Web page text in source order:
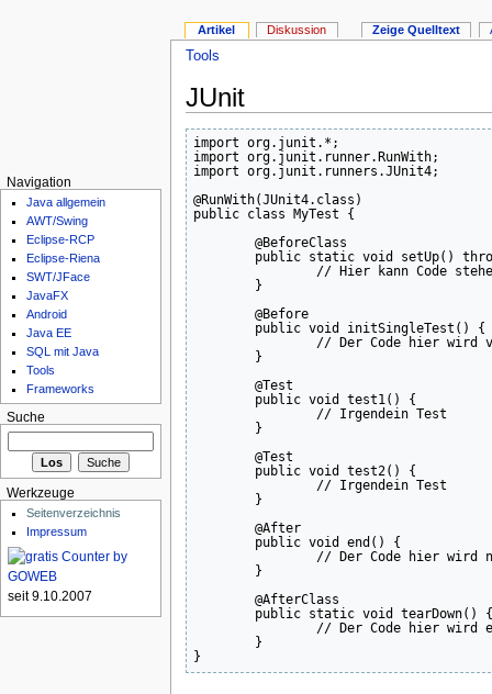
Tools
JUnit
import org.junit.*;
import org.junit.runner.RunWith;
import org.junit.runners.JUnit4;
@RunWith(JUnit4. class )
public class MyTest {
public static void setUp( )
// Hier kann Code
}
public void initSingleTest ( )
{
// Der Code hier wird
}
public void test1( )
{
// Irgendein Test
}
public void test2( )
{
// Irgendein Test
}
public void end ( )
{
// Der Code hier wird
}
public static void tearDown( )
{
// Der Code hier wird
}
}
Artikel Diskussion Zeige Quelltext
Navigation
Java allgemein
AWT/Swing
Eclipse-RCP
Eclipse-Riena
SWT/JFace
JavaFX
Android
Java EE
SQL mit Java
Tools
Frameworks
Suche
Werkzeuge
Seitenverzeichnis
Impressum
seit 9.10.2007